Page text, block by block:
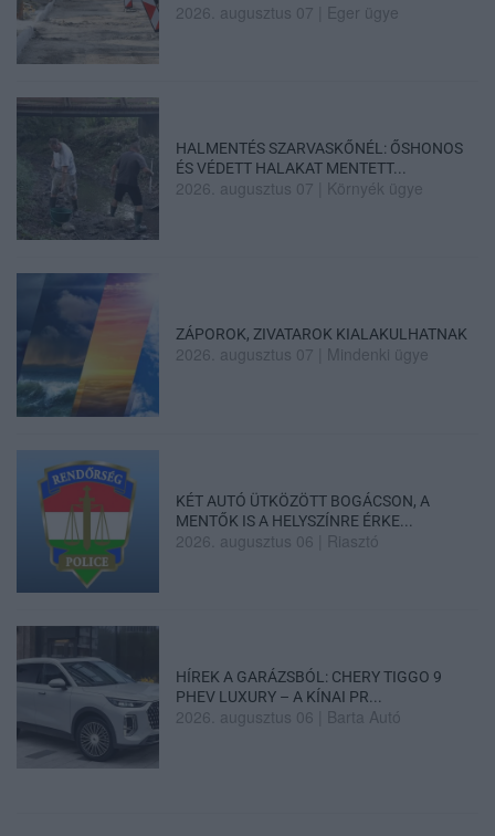
2026. augusztus 07 Eger ügye
HALMENTÉS SZARVASKŐNÉL: ŐSHONOS
ÉS VÉDETT HALAKAT MENTETT...
2026. augusztus 07 Környék ügye
ZÁPOROK, ZIVATAROK KIALAKULHATNAK
2026. augusztus 07 Mindenki ügye
KÉT AUTÓ ÜTKÖZÖTT BOGÁCSON, A
MENTŐK IS A HELYSZÍNRE ÉRKE...
2026. augusztus 06 Riasztó
HÍREK A GARÁZSBÓL: CHERY TIGGO 9
PHEV LUXURY – A KÍNAI PR...
2026. augusztus 06 Barta Autó